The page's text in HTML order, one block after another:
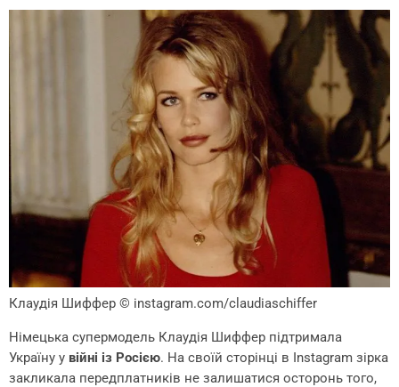
Клаудія Шиффер © instagram.com/claudiaschiffer
Німецька супермодель Клаудія Шиффер підтримала
Україну у війні із Росією. На своїй сторінці в Instagram зірка
закликала передплатників не залишатися осторонь того,